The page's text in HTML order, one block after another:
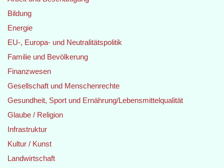
Bildung
Energie
EU-, Europa- und Neutralitätspolitik
Familie und Bevölkerung
Finanzwesen
Gesellschaft und Menschenrechte
Gesundheit, Sport und Ernährung/Lebensmittelqualität
Glaube / Religion
Infrastruktur
Kultur / Kunst
Landwirtschaft